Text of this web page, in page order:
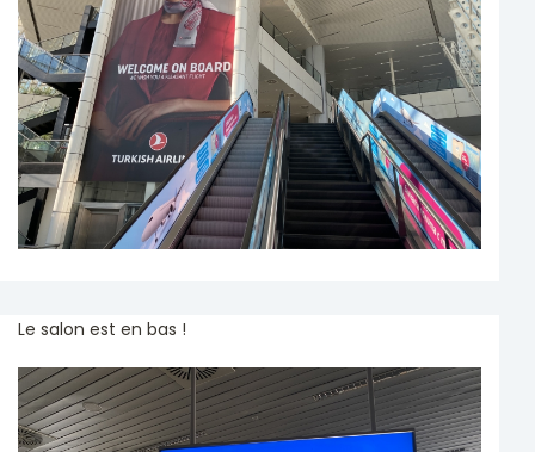
Le salon est en bas !